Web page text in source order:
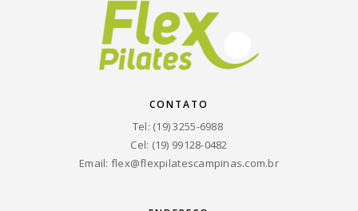
CONTATO
Tel: (19) 3255-6988
Cel: (19) 99128-0482
Email: flex@flexpilatescampinas.com.br